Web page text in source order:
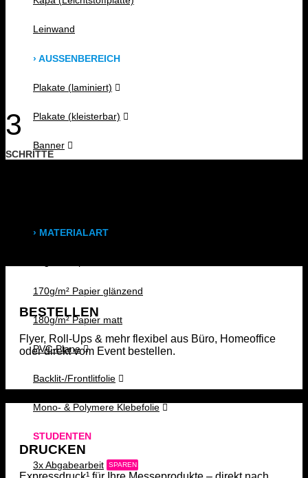
Leinwand
› AUSSENBEREICH
Plakate (laminiert)
Plakate (kleisterbar)
Banner
› MATERIALART
170g/m² Papier glänzend
180g/m² Papier matt
PVC-Plane
Backlit-/Frontlitfolie
Mono- & Polymere Klebefolie
STUDENTEN
3x Abgabearbeit SPAREN
3
SCHRITTE
BESTELLEN
Flyer, Roll-Ups & mehr flexibel aus Büro, Homeoffice
oder direkt vom Event bestellen.
DRUCKEN